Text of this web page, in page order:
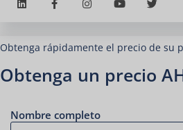
Obtenga rápidamente el precio de su
Obtenga un precio
Nombre completo